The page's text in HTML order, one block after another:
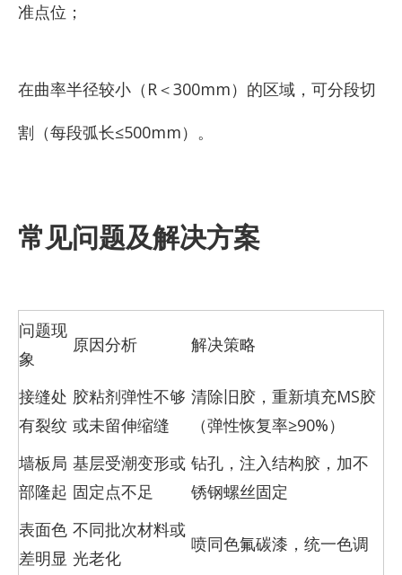
准点位；
在曲率半径较小（R＜300mm）的区域，可分段切
割（每段弧长≤500mm）。
常见问题及解决方案
问题现
象
原因分析 解决策略
接缝处
有裂纹
胶粘剂弹性不够
或未留伸缩缝
清除旧胶，重新填充MS胶
（弹性恢复率≥90%）
墙板局
部隆起
基层受潮变形或
固定点不足
钻孔，注入结构胶，加不
锈钢螺丝固定
表面色
差明显
不同批次材料或
光老化
喷同色氟碳漆，统一色调